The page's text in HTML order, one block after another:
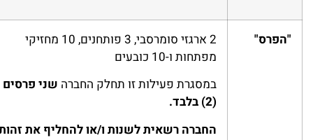
"הפרס"
2 ארגזי סומרסבי, 3 פותחנים, 10 מחזיקי
מפתחות ו-10 כובעים
במסגרת פעילות זו תחלק החברה שני פרסים
(2)
בלבד.
החברה רשאית לשנות ו/או להחליף את